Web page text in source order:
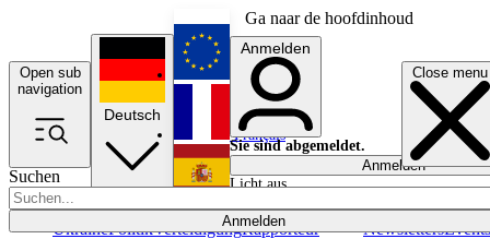
Ga naar de hoofdinhoud
Open sub
navigation
Close menu
Suchen
Anmelden
UkrainePolitikVerteidigungRapporteur NewslettersEvents
Deutsch
English
Français
Anmelden
Sie sind abgemeldet.
Anmelden
Licht aus